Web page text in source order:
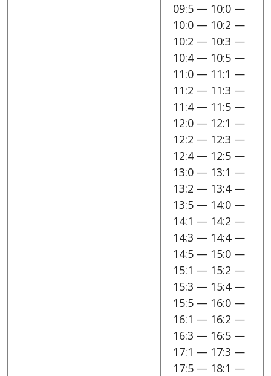
09:5 — 10:0 —
10:0 — 10:2 —
10:2 — 10:3 —
10:4 — 10:5 —
11:0 — 11:1 —
11:2 — 11:3 —
11:4 — 11:5 —
12:0 — 12:1 —
12:2 — 12:3 —
12:4 — 12:5 —
13:0 — 13:1 —
13:2 — 13:4 —
13:5 — 14:0 —
14:1 — 14:2 —
14:3 — 14:4 —
14:5 — 15:0 —
15:1 — 15:2 —
15:3 — 15:4 —
15:5 — 16:0 —
16:1 — 16:2 —
16:3 — 16:5 —
17:1 — 17:3 —
17:5 — 18:1 —